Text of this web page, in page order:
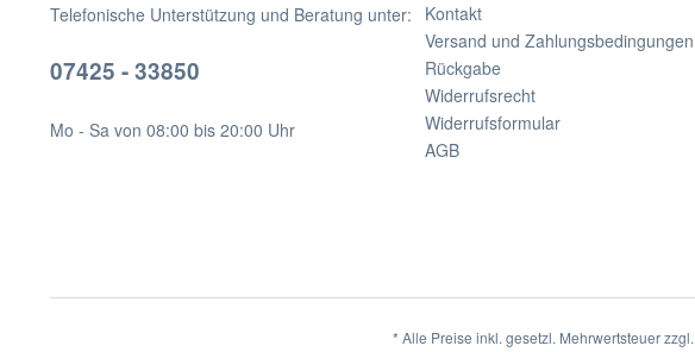
Telefonische Unterstützung und Beratung unter:
07425 - 33850
Mo - Sa von 08:00 bis 20:00 Uhr
Kontakt
Versand und Zahlungsbedingungen
Rückgabe
Widerrufsrecht
Widerrufsformular
AGB
* Alle Preise inkl. gesetzl. Mehrwertsteuer zzgl.